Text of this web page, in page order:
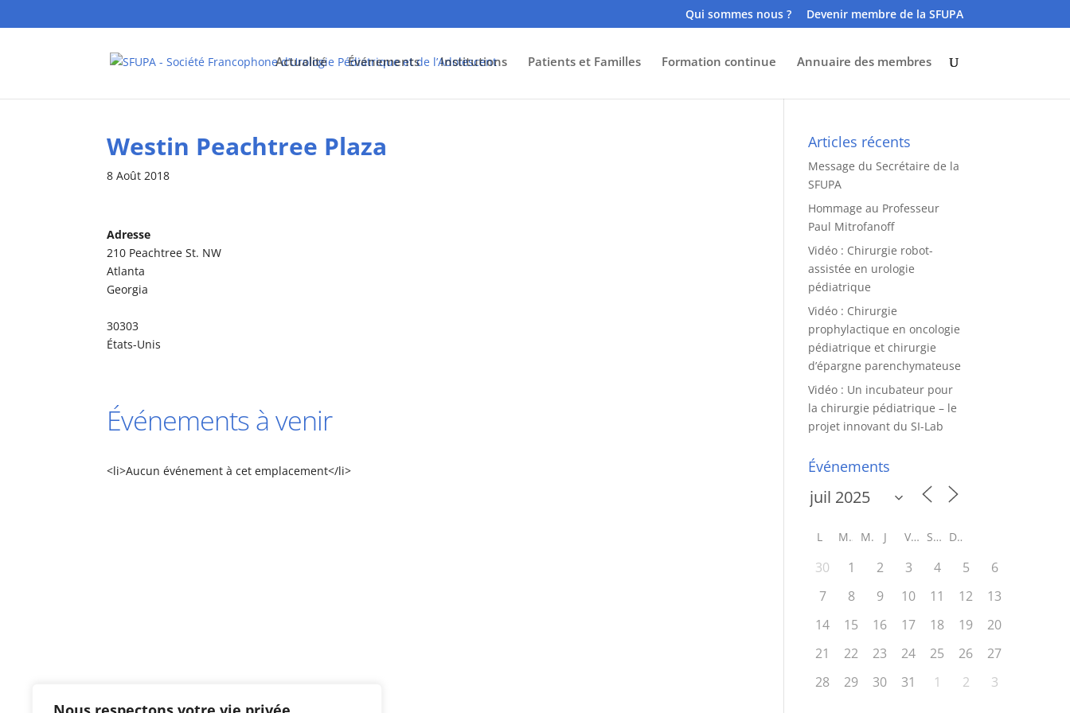
Qui sommes nous ? Devenir membre de la SFUPA
Actualité Événements Institutions Patients et Familles Formation continue Annuaire des membres
Westin Peachtree Plaza
8 Août 2018
Adresse
210 Peachtree St. NW
Atlanta
Georgia
30303
États-Unis
Événements à venir
<li>Aucun événement à cet emplacement</li>
Articles récents
Message du Secrétaire de la
SFUPA
Hommage au Professeur
Paul Mitrofanoff
Vidéo : Chirurgie robot-
assistée en urologie
pédiatrique
Vidéo : Chirurgie
prophylactique en oncologie
pédiatrique et chirurgie
d’épargne parenchymateuse
Vidéo : Un incubateur pour
la chirurgie pédiatrique – le
projet innovant du SI-Lab
Événements
L M M J V S D
30 1 2 3 4 5
6
7
8 9 10 11 12
13
14
15 16 17 18 19
20
21
22 23 24 25 26
27
28
29 30 31 1 2 3